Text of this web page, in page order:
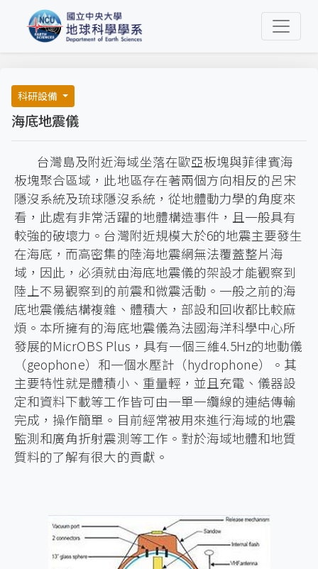
科研設備
海底地震儀
台灣島及附近海域坐落在歐亞板塊與菲律賓海
板塊聚合區域，此地區存在著兩個方向相反的呂宋
隱沒系統及琉球隱沒系統，從地體動力學的角度來
看，此處有非常活躍的地體構造事件，且一般具有
較強的破壞力。台灣附近規模大於6的地震主要發生
在海底，而高密集的陸海地震網無法覆蓋整片海
域，因此，必須就由海底地震儀的架設才能觀察到
陸上不易觀察到的前震和微震活動。一般之前的海
底地震儀結構複雜、體積大，部設和回收都比較麻
煩。本所擁有的海底地震儀為法國海洋科學中心所
發展的MicrOBS Plus，具有一個三維4.5Hz的地動儀
（geophone）和一個水壓計（hydrophone）。其
主要特性就是體積小、重量輕，並且充電、儀器設
定和資料下載等工作皆可由一單一纜線的連結傳輸
完成，操作簡單。目前經常被用來進行海域的地震
監測和廣角折射震測等工作。對於海域地體和地質
質料的了解有很大的貢獻。